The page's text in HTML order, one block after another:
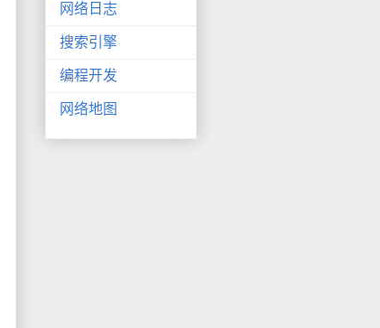
网络日志
搜索引擎
编程开发
网络地图